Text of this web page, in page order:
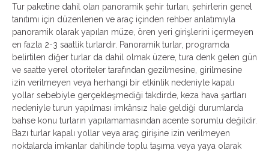
Tur paketine dahil olan panoramik şehir turları, şehirlerin genel
tanıtımı için düzenlenen ve araç içinden rehber anlatımıyla
panoramik olarak yapılan müze, ören yeri girişlerini içermeyen
en fazla 2-3 saatlik turlardır. Panoramik turlar, programda
belirtilen diğer turlar da dahil olmak üzere, tura denk gelen gün
ve saatte yerel otoriteler tarafından gezilmesine, girilmesine
izin verilmeyen veya herhangi bir etkinlik nedeniyle kapalı
yollar sebebiyle gerçekleşmediği takdirde, keza hava şartları
nedeniyle turun yapılması imkânsız hale geldiği durumlarda
bahse konu turların yapılamamasından acente sorumlu değildir.
Bazı turlar kapalı yollar veya araç girişine izin verilmeyen
noktalarda imkanlar dahilinde toplu taşıma veya yaya olarak